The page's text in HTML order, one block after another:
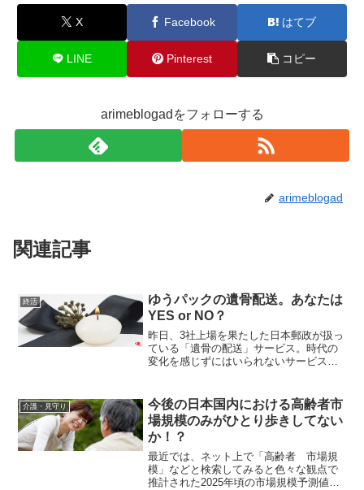
X Facebook はてブ
LINE Pinterest コピー
arimeblogadをフォローする
arimeblogad
関連記事
終活
ゆうパックの遺骨配送。あなたは
YES or NO？
昨日、3社上場を果たした日本郵政が扱っ
ている「遺骨の配送」サービス。時代の
変化を感じずにはいられないサービスで
れば「正直、何となく気が引ける」とい
うのが本音でしょうが、...
介護・見守り
今後の日本国内における高齢者市
場規模のみがひとり歩きしてない
か！？
最近では、ネット上で「高齢者 市場規
模」などと検索してみると色々な観点で
推計された2025年頃の市場規模予測値が